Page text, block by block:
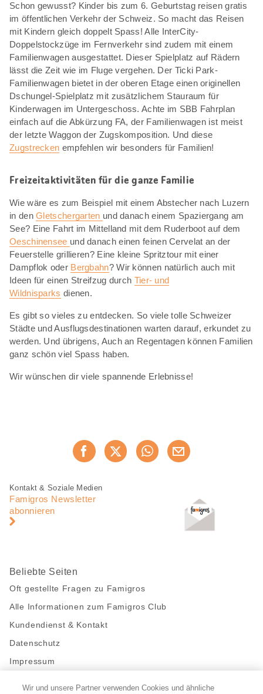
Schon gewusst? Kinder bis zum 6. Geburtstag reisen gratis
im öffentlichen Verkehr der Schweiz. So macht das Reisen
mit Kindern gleich doppelt Spass! Alle InterCity-
Doppelstockzüge im Fernverkehr sind zudem mit einem
Familienwagen ausgestattet. Dieser Spielplatz auf Rädern
lässt die Zeit wie im Fluge vergehen. Der Ticki Park-
Familienwagen bietet in der oberen Etage einen originellen
Dschungel-Spielplatz mit zusätzlichem Stauraum für
Kinderwagen im Untergeschoss. Achte im SBB Fahrplan
einfach auf die Abkürzung FA, der Familienwagen ist meist
der letzte Waggon der Zugskomposition. Und diese
Zugstrecken empfehlen wir besonders für Familien!
Freizeitaktivitäten für die ganze Familie
Wie wäre es zum Beispiel mit einem Abstecher nach Luzern
in denGletschergarten und danach einem Spaziergang am
See? Eine Fahrt im Mittelland mit dem Ruderboot auf dem
Oeschinensee und danach einen feinen Cervelat an der
Feuerstelle grillieren? Eine kleine Spritztour mit einer
Dampflok oder Bergbahn? Wir können natürlich auch mit
Ideen für einen Streifzug durch Tier- und
Wildnisparks dienen.
Es gibt so vieles zu entdecken. So viele tolle Schweizer
Städte und Ausflugsdestinationen warten darauf, erkundet zu
werden. Und übrigens, Auch an Regentagen können Familien
ganz schön viel Spass haben.
Wir wünschen dir viele spannende Erlebnisse!
Jetzt weiterempfehlen
Fusszeile
Fusszeile
Navigation
Kontakt & Soziale Medien
Famigros Newsletter
abonnieren
Beliebte Seiten
Oft gestellte Fragen zu Famigros
Alle Informationen zum Famigros Club
Kundendienst & Kontakt
Datenschutz
Impressum
Bleibe mit uns in Kontakt
Wir und unsere Partner verwenden Cookies und ähnliche